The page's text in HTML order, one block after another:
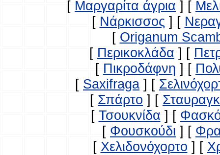
[ Μαργαρίτα άγρια ] [
[ Νάρκισσος ] [
[ Origanum
[ Περικοκλάδα ] [
[ Πικροδάφνη ] [
[ Saxifraga ] [
[ Σπάρτο ] [
[ Τσουκνίδα ] [
[ Φουσκούδι ] [
[ Χελιδονόχορτο ] [